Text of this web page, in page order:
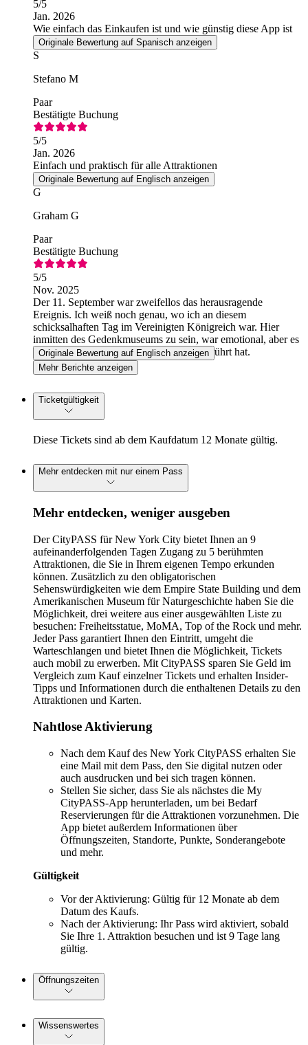
5/5
Jan. 2026
Wie einfach das Einkaufen ist und wie günstig diese App ist
Originale Bewertung auf Spanisch anzeigen
S
Stefano M
Paar
Bestätigte Buchung
5/5
Jan. 2026
Einfach und praktisch für alle Attraktionen
Originale Bewertung auf Englisch anzeigen
G
Graham G
Paar
Bestätigte Buchung
5/5
Nov. 2025
Der 11. September war zweifellos das herausragende
Ereignis. Ich weiß noch genau, wo ich an diesem
schicksalhaften Tag im Vereinigten Königreich war. Hier
inmitten des Gedenkmuseums zu sein, war emotional, aber es
war eine Erfahrung, die mich wirklich berührt hat.
Originale Bewertung auf Englisch anzeigen
Mehr Berichte anzeigen
Ticketgültigkeit
Diese Tickets sind ab dem Kaufdatum 12 Monate gültig.
Mehr entdecken mit nur einem Pass
Mehr entdecken, weniger ausgeben
Der CityPASS für New York City bietet Ihnen an 9
aufeinanderfolgenden Tagen Zugang zu 5 berühmten
Attraktionen, die Sie in Ihrem eigenen Tempo erkunden
können. Zusätzlich zu den obligatorischen
Sehenswürdigkeiten wie dem Empire State Building und dem
Amerikanischen Museum für Naturgeschichte haben Sie die
Möglichkeit, drei weitere aus einer ausgewählten Liste zu
besuchen: Freiheitsstatue, MoMA, Top of the Rock und mehr.
Jeder Pass garantiert Ihnen den Eintritt, umgeht die
Warteschlangen und bietet Ihnen die Möglichkeit, Tickets
auch mobil zu erwerben. Mit CityPASS sparen Sie Geld im
Vergleich zum Kauf einzelner Tickets und erhalten Insider-
Tipps und Informationen durch die enthaltenen Details zu den
Attraktionen und Karten.
Nahtlose Aktivierung
Nach dem Kauf des New York CityPASS erhalten Sie
eine Mail mit dem Pass, den Sie digital nutzen oder
auch ausdrucken und bei sich tragen können.
Stellen Sie sicher, dass Sie als nächstes die My
CityPASS-App herunterladen, um bei Bedarf
Reservierungen für die Attraktionen vorzunehmen. Die
App bietet außerdem Informationen über
Öffnungszeiten, Standorte, Punkte, Sonderangebote
und mehr.
Gültigkeit
Vor der Aktivierung: Gültig für 12 Monate ab dem
Datum des Kaufs.
Nach der Aktivierung: Ihr Pass wird aktiviert, sobald
Sie Ihre 1. Attraktion besuchen und ist 9 Tage lang
gültig.
Öffnungszeiten
Wissenswertes